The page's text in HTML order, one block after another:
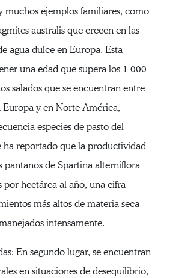
muchos ejemplos familiares, como
australis que crecen en las
agua dulce en Europa. Esta
una edad que supera los 1 000
salados que se encuentran entre
y en Norte América,
especies de pasto del
ha reportado que la productividad
pantanos de Spartina alterniflora
por hectárea al año, una cifra
más altos de materia seca
intensamente.
En segundo lugar, se encuentran
en situaciones de desequilibrio,